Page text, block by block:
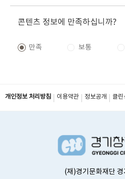
콘텐츠 정보에 만족하십니까?
만족 보통
개인정보 처리방침 이용약관 정보공개 클린
(재)경기문화재단